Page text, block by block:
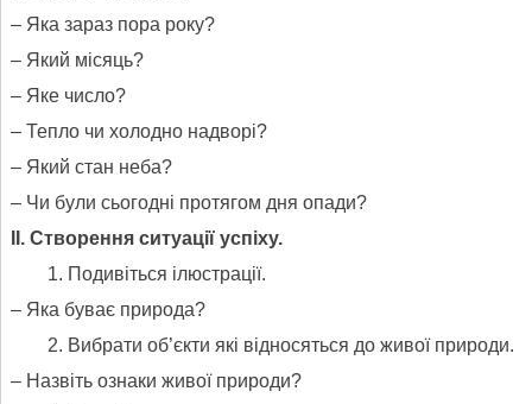
– Яка зараз пора року?
– Який місяць?
– Яке число?
– Тепло чи холодно надворі?
– Який стан неба?
– Чи були сьогодні протягом дня опади?
. Створення ситуації успіху.
Подивіться ілюстрації.
– Яка буває природа?
Вибрати об’єкти які відносяться до живої природи.
– Назвіть ознаки живої природи?